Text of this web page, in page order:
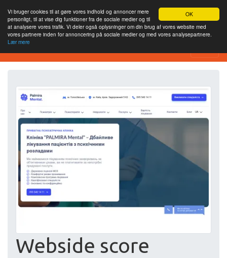
OK
Vi bruger cookies til at gøre vores indhold og annoncer mere
personligt, til at vise dig funktioner fra de sociale medier og til
at analysere vores trafik. Vi deler også oplysninger om din brug af vores website med
vores partnere inden for annoncering på sociale medier og med vores analysepartnere.
Lær mere
Værktøj til webstedsanalyse
Webside score